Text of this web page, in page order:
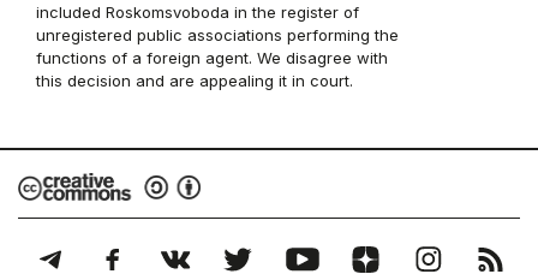
included Roskomsvoboda in the register of
unregistered public associations performing the
functions of a foreign agent. We disagree with
this decision and are appealing it in court.